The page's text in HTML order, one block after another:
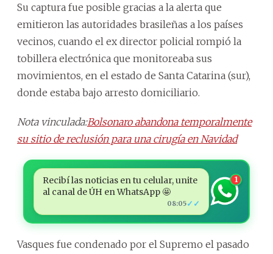
Su captura fue posible gracias a la alerta que
emitieron las autoridades brasileñas a los países
vecinos, cuando el ex director policial rompió la
tobillera electrónica que monitoreaba sus
movimientos, en el estado de Santa Catarina (sur),
donde estaba bajo arresto domiciliario.
Nota vinculada:Bolsonaro abandona temporalmente
su sitio de reclusión para una cirugía en Navidad
Recibí las noticias en tu celular, unite
al canal de ÚH en WhatsApp 🤩
08:05✓✓
1
Vasques fue condenado por el Supremo el pasado